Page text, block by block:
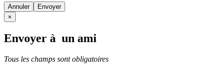
Annuler
×
Envoyer à un ami
Tous les champs sont obligatoires